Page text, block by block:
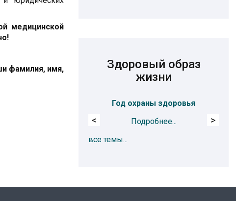
медицинской
фамилия, имя,
Здоровый образ
жизни
Год охраны здоровья
Подробнее...
< >
все темы...